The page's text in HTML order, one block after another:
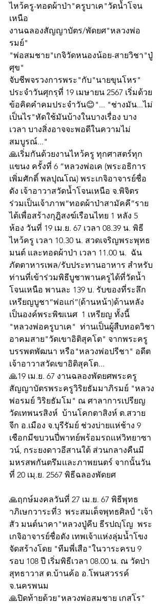
ไหว้ครู-ทอดผ้าป่า"ครูบาเค"วัดน้ำโจน
เหนือ
งานฉลองสัญญาบัตร/พัดยศ"หลวงพ่อ
รมย์"
"พ่อสมชาย"เกจิวัดหนองน้อย-สายวิชา"ปู่
ศุข"
จับชีพจรวงการพระ"กับ"นายขุนโหร"
ประจำวันศุกรฺที่ 19 เมษายน 2567 เริ่มด้วย
ข้อคิดคำคมประจำวัน😊"... "ช่างมัน...ไม่
เป็นไร"หัดใช้มันบ้างในบางเรื่อง บาง
เวลา บางสิ่งอาจจะพอดีในความไม่
สมบูรณ์..."
🙏เริ่มกันด้วยงานไหว้ครู ทุกศาสตร์ทุก
แขนง ครั้งที่ 6 ”หลวงพ่อเค (พระอธิการ
เพิ่มศักดิ์ พลปุณโณ) พระเกจิอาจารย์ชื่อ
ดัง เจ้าอาวาสวัดน้ำโจนเหนือ จ.พิจิตร
ร่วมเป็นเจ้าภาพ“ทอดผ้าป่าสามัคคี”ราย
ได้เพื่อสร้างกุฎิสงฆ์เรือนไทย 1 หลัง 5
ห้อง วันที่ 19 เม.ย. 67 เวลา 08.39 น. พิธี
ไหว้ครู เวลา 10.30 น. สวดเจริญพระพุทธ
มนต์ และทอดผ้าป่า เวลา 11.00 น.  ฉัน
ภัตตาหารเพล/รับประทานอาหาร สำหรับ
ท่านที่เข้าร่วมพิธีบูชาพานครูได้ที่วัดน้ำ
โจนเหนือ พานละ 139 บ. รับของที่ระลึก
เหรียญบูชา“พ่อแก่”(ด้านหน้า)ด้านหลัง
เป็นองค์พระพิฆเนศ  1 เหรียญ ทั้งนี้
"หลวงพ่อครูบาเค"  ท่านเป็นผู้สืบทอดวิชา
อาคมสาย"วัดเขาอิติสุคโต" จากพระครู
บรรพตพัฒนา หรือ"หลวงพ่อปรีชา" อดีต
เจ้าอาวาสวัดเขาอิติสุคโต...
🙏19 เม.ย. 67 งานฉลองพัดยศพระครู
สัญญาบัตรพระครูวิริยธัมมาภิรมย์ "หลวง
พ่อรมย์ วิริยธัมโม" ณ ศาลาการเปรียญ
วัดเทพนรสิงห์  บ้านโคกตาสิงห์ ต.สวาย
จีก อ.เมือง จ.บุรีรัมย์ ช่วงบ่ายเเห่ช้าง 9
เชือกมีขบวนปี่พาทย์พร้อมรถเเห่วิทยาซา
วน์, กระยงดาวอีสานใต้ ส่วนกลางคืนมี
มหรสพกันตรึมเเละภาพยนตร์ จากนั้นวัน
ที่ 20 เมฺ.ย. 2567 พิธีฉลองพัดยศ
🙏ฤกษ์มงคลวันที่ 27 เม.ย. 67 พิธีพุทธ
าภิเษกวาระที่3  พระสมเด็จพุทธศิลป์ "เจ้า
สัว มนต์นาคา"หลวงปู่คีบ ธีรปญฺโญ  พระ
เกจิอาจารย์ชื่อดัง เทพเจ้าเเห่งลุ่มน้ำโขง
จัดสร้างโดย "ทีมพี่เสือ"ในวาระครบ 9
รอบ 108 ปี เริ่มพิธีเวลา 08.00 น. ณ วัดป่า
สุทธาวาส ต.บ้านค้อ อ.โพนสวรรค์
จ.นครพนม
🙏ปิดท้ายด้วย"หลวงพ่อสมชาย เกสโร"